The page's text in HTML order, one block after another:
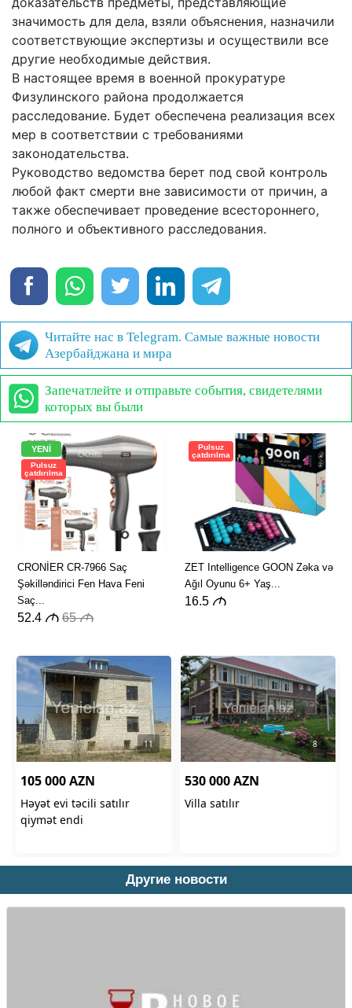
значимость для дела, взяли объяснения, назначили
соответствующие экспертизы и осуществили все
другие необходимые действия.
В настоящее время в военной прокуратуре
Физулинского района продолжается
расследование. Будет обеспечена реализация всех
мер в соответствии с требованиями
законодательства.
Руководство ведомства берет под свой контроль
любой факт смерти вне зависимости от причин, а
также обеспечивает проведение всестороннего,
полного и объективного расследования.
Читайте нас в Telegram. Самые важные новости
Азербайджана и мира
Запечатлейте и отправьте события, свидетелями
которых вы были
Другие новости